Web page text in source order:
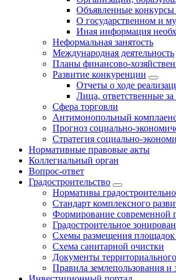
Объявленные
О государственном и
Иная информация
Неформальная занятость
Международная деятельность
Планы финансово-
Развитие конкуренции
Отчеты о ходе
Лица, ответственные
Сфера торговли
Антимонопольный
Прогноз социально-
Стратегия социально-
Нормативные правовые акты
Коллегиальный орган
Вопрос-ответ
Градостроительство
Нормативы
Стандарт комплексного
Формирование современной
Градостроительное
Схемы размещения площадок
Схема санитарной очистки
Документы
Правила землепользования и